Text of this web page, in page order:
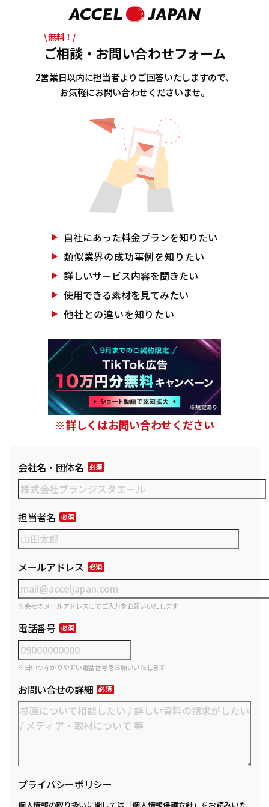
\ 無料！/
ご相談・お問い合わせフォーム
2営業日以内に担当者よりご回答いたしますので、
お気軽にお問い合わせくださいませ。
自社にあった料金プランを知りたい
類似業界の成功事例を知りたい
詳しいサービス内容を聞きたい
使用できる素材を見てみたい
他社との違いを知りたい
※詳しくはお問い合わせください
会社名・団体名
担当者名
メールアドレス
※会社のメールアドレスにてご入力をお願いいたします
電話番号
※日中つながりやすい電話番号をお願いいたします
お問い合せの詳細
プライバシーポリシー